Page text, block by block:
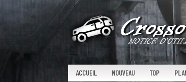
ACCUEIL NOUVEAU TOP